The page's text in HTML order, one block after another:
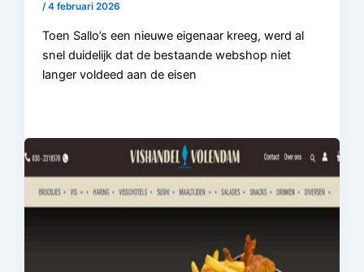
/4 februari 2026
Toen Sallo’s een nieuwe eigenaar kreeg, werd al
snel duidelijk dat de bestaande webshop niet
langer voldeed aan de eisen